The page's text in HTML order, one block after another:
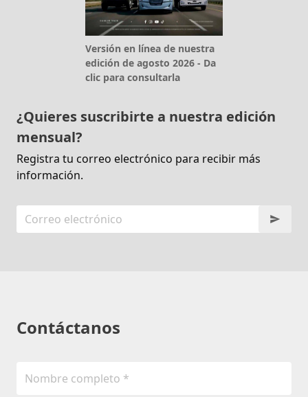
Versión en línea de nuestra
edición de agosto 2026 - Da
clic para consultarla
¿Quieres suscribirte a nuestra edición
mensual?
Registra tu correo electrónico para recibir más
información.
Contáctanos